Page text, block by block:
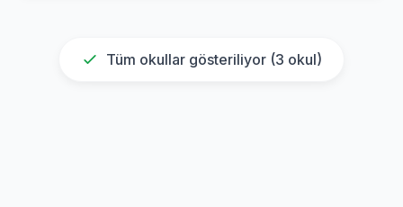
Tüm okullar gösteriliyor (3 okul)